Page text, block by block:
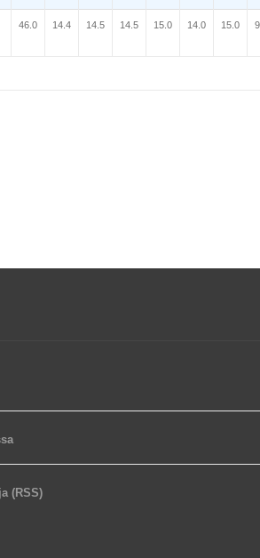
46.0 14.4 14.5 14.5 15.0 14.0 15.0 9
(RSS)